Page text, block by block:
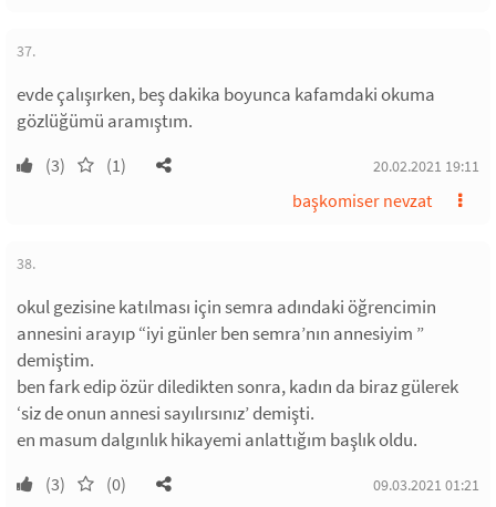
37.
evde çalışırken, beş dakika boyunca kafamdaki okuma
gözlüğümü aramıştım.
(3) (1) 20.02.2021 19:11
başkomiser nevzat
38.
okul gezisine katılması için semra adındaki öğrencimin
annesini arayıp “iyi günler ben semra’nın annesiyim ”
demiştim.
ben fark edip özür diledikten sonra, kadın da biraz gülerek
‘siz de onun annesi sayılırsınız’ demişti.
en masum dalgınlık hikayemi anlattığım başlık oldu.
(3) (0) 09.03.2021 01:21